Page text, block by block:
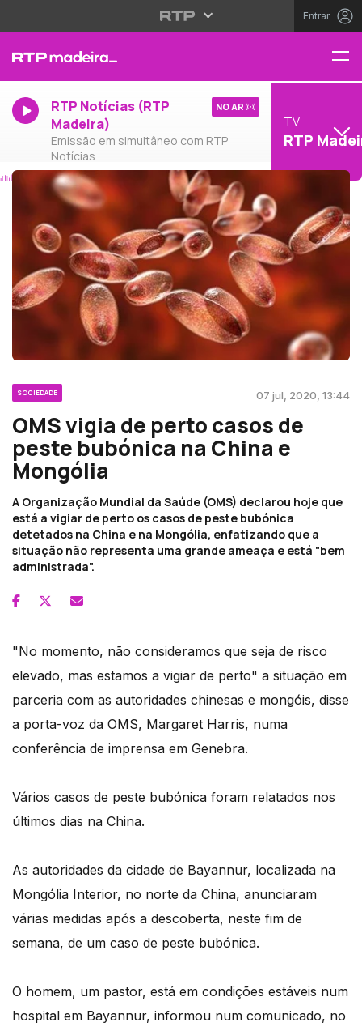
Entrar
RTP Notícias (RTP
Madeira)
Emissão em simultâneo com RTP
Notícias
NO AR
TV
RTP
SOCIEDADE 07 jul, 2020, 13:44
OMS vigia de perto casos de
peste bubónica na China e
Mongólia
A Organização Mundial da Saúde (OMS) declarou hoje que
está a vigiar de perto os casos de peste bubónica
detetados na China e na Mongólia, enfatizando que a
situação não representa uma grande ameaça e está "bem
administrada".
"No momento, não consideramos que seja de risco
elevado, mas estamos a vigiar de perto" a situação em
parceria com as autoridades chinesas e mongóis, disse
a porta-voz da OMS, Margaret Harris, numa
conferência de imprensa em Genebra.
Vários casos de peste bubónica foram relatados nos
últimos dias na China.
As autoridades da cidade de Bayannur, localizada na
Mongólia Interior, no norte da China, anunciaram
várias medidas após a descoberta, neste fim de
semana, de um caso de peste bubónica.
O homem, um pastor, está em condições estáveis num
hospital em Bayannur, informou num comunicado, no